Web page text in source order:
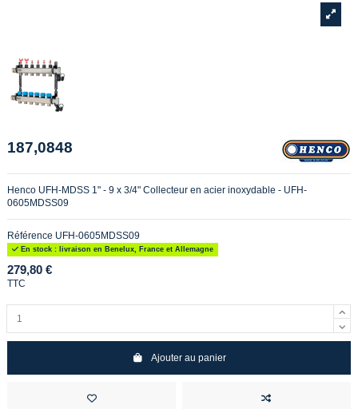
187,0848
Henco UFH-MDSS 1" - 9 x 3/4" Collecteur en acier inoxydable - UFH-
0605MDSS09
Référence UFH-0605MDSS09
En stock : livraison en Benelux, France et Allemagne
279,80 €
TTC
Ajouter au panier